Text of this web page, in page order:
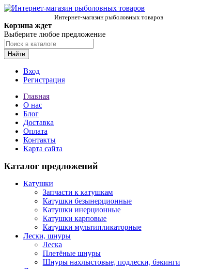
Интернет-магазин рыболовных товаров
Корзина ждет
Выберите любое предложение
Найти
Вход
Регистрация
Главная
О нас
Блог
Доставка
Оплата
Контакты
Карта сайта
Каталог предложений
Катушки
Запчасти к катушкам
Катушки безынерционные
Катушки инерционные
Катушки карповые
Катушки мультипликаторные
Лески, шнуры
Леска
Плетёные шнуры
Шнуры нахлыстовые, подлески, бэкинги